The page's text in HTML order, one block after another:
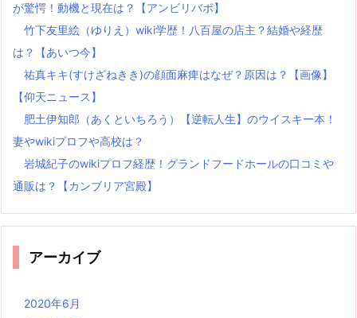
が驚愕！動機と現在は？【アンビリバボ】
竹下友里絵（ゆりえ）wiki学歴！八百屋の店主？結婚や経歴
は？【あいつ今】
祐真キキ(すけざねきき)の顔面麻痺はなぜ？原因は？【画像】
【仰天ニュース】
肥土伊知郎（あくといちろう）【逆転人生】のウイスキー本！
妻やwikiプロフや高校は？
岩城紀子のwikiプロフ経歴！グランドフードホールの口コミや
通販は？【カンブリア宮殿】
アーカイブ
2020年6月